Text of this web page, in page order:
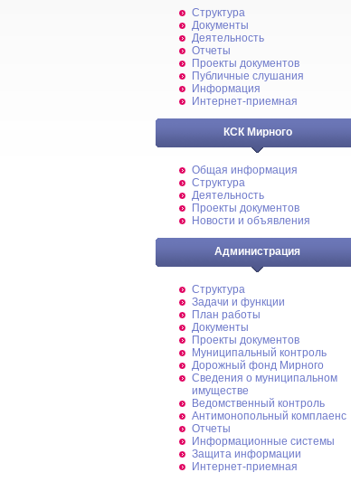
Структура
Документы
Деятельность
Отчеты
Проекты документов
Публичные слушания
Информация
Интернет-приемная
КСК Мирного
Общая информация
Структура
Деятельность
Проекты документов
Новости и объявления
Администрация
Структура
Задачи и функции
План работы
Документы
Проекты документов
Муниципальный контроль
Дорожный фонд Мирного
Cведения о муниципальном
имуществе
Ведомственный контроль
Антимонопольный комплаенс
Отчеты
Информационные системы
Защита информации
Интернет-приемная